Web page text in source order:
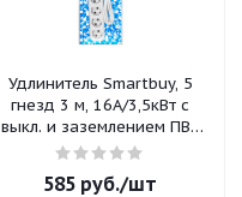
Удлинитель Smartbuy, 5
гнезд 3 м, 16А/3,5кВт с
выкл. и заземлением ПВС
3х1,0 (SBE-16-5-03-ZS)
585 руб./шт